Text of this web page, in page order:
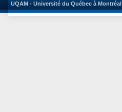
UQAM - Université du Québec à Montréal